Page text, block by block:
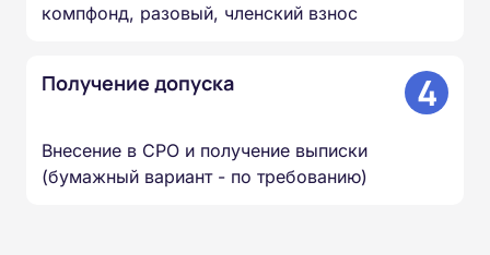
компфонд, разовый, членский взнос
Получение допуска 4
Внесение в СРО и получение выписки
(бумажный вариант - по требованию)